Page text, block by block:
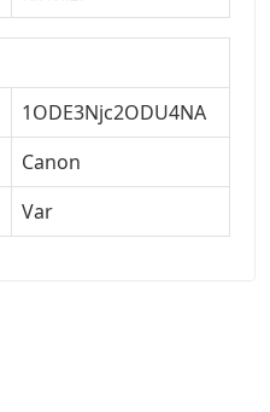
1ODE3Njc2ODU4NA
Canon
Var